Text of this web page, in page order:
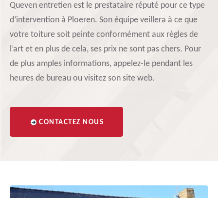
Queven entretien est le prestataire réputé pour ce type
d’intervention à Ploeren. Son équipe veillera à ce que
votre toiture soit peinte conformément aux règles de
l’art et en plus de cela, ses prix ne sont pas chers. Pour
de plus amples informations, appelez-le pendant les
heures de bureau ou visitez son site web.
CONTACTEZ NOUS